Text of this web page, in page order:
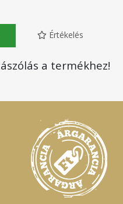
Értékelés
a termékhez!